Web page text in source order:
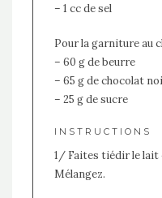
– 1 cc de sel
Pour la garniture au
– 60 g de beurre
– 65 g de chocolat
– 25 g de sucre
INSTRUCTIONS
1/ Faites tiédir le lait
Mélangez.